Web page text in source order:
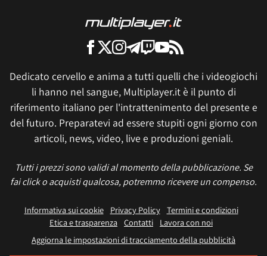
Dedicato cervello e anima a tutti quelli che i videogiochi
li hanno nel sangue, Multiplayer.it è il punto di
riferimento italiano per l'intrattenimento del presente e
del futuro. Preparatevi ad essere stupiti ogni giorno con
articoli, news, video, live e produzioni geniali.
Tutti i prezzi sono validi al momento della pubblicazione. Se
fai click o acquisti qualcosa, potremmo ricevere un compenso.
Informativa sui cookie Privacy Policy
Termini e condizioni
Etica e trasparenza Contatti
Lavora con noi
Aggiorna le impostazioni di tracciamento della pubblicità